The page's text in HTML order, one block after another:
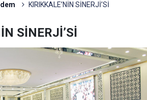
KIRIKKALE’NİN SİNERJİ’Sİ
SİNERJİ’Sİ